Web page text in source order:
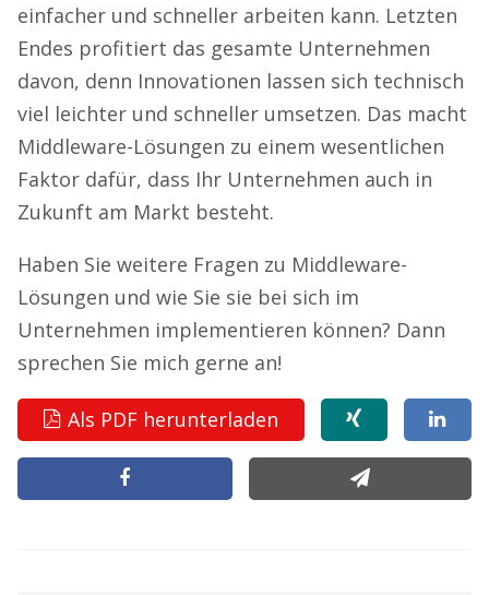
einfacher und schneller arbeiten kann. Letzten
Endes profitiert das gesamte Unternehmen
davon, denn Innovationen lassen sich technisch
viel leichter und schneller umsetzen. Das macht
Middleware-Lösungen zu einem wesentlichen
Faktor dafür, dass Ihr Unternehmen auch in
Zukunft am Markt besteht.
Haben Sie weitere Fragen zu Middleware-
Lösungen und wie Sie sie bei sich im
Unternehmen implementieren können? Dann
sprechen Sie mich gerne an!
Als PDF herunterladen